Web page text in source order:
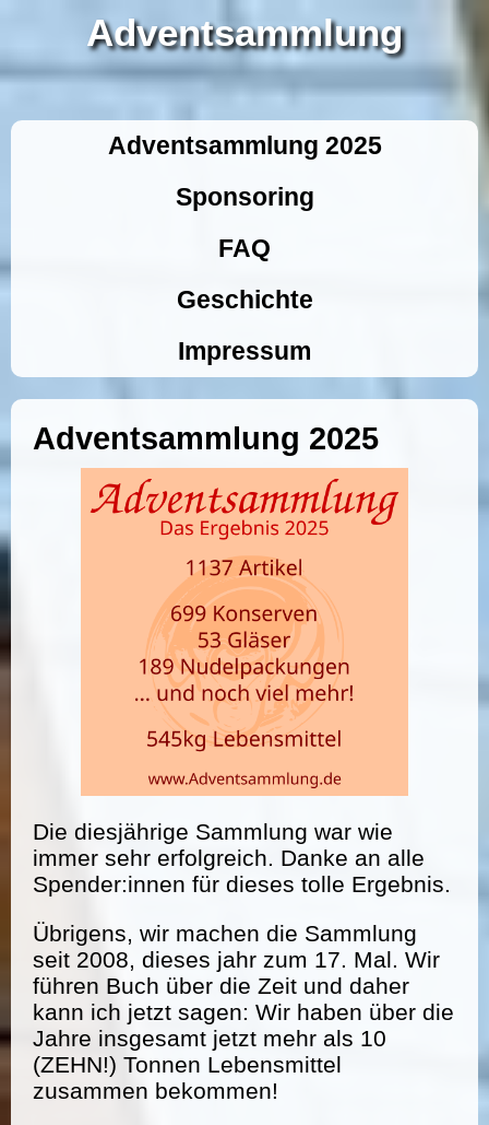
Adventsammlung
Adventsammlung 2025
Sponsoring
FAQ
Geschichte
Impressum
Adventsammlung 2025
Die diesjährige Sammlung war wie
immer sehr erfolgreich. Danke an alle
Spender:innen für dieses tolle Ergebnis.
Übrigens, wir machen die Sammlung
seit 2008, dieses jahr zum 17. Mal. Wir
führen Buch über die Zeit und daher
kann ich jetzt sagen: Wir haben über die
Jahre insgesamt jetzt mehr als 10
(ZEHN!) Tonnen Lebensmittel
zusammen bekommen!